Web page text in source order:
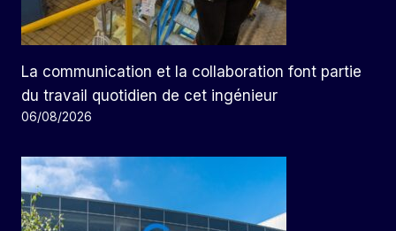
La communication et la collaboration font partie
du travail quotidien de cet ingénieur
06/08/2026